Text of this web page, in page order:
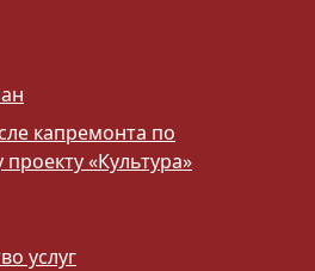
капремонта по
«Культура»
услуг